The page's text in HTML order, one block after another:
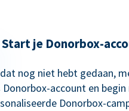
Start je Donorbox-
nog niet hebt gedaan,
account en
Donorbox-